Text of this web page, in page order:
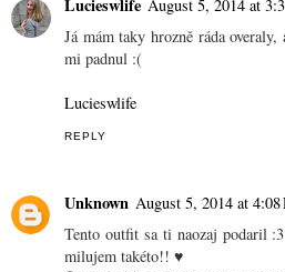
Lucieswlife August 5, 2014 at
Já mám taky hrozně ráda
mi padnul :(
Lucieswlife
REPLY
Unknown August 5, 2014 at 4:08
Tento outfit sa ti naozaj podaril
milujem takéto!! ♥